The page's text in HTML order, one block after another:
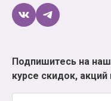
Подпишитесь на
курсе скидок,